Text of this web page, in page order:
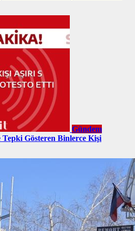
Gündem
Tepki Gösteren Binlerce Kişi